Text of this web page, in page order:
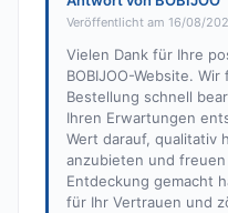
Veröffentlicht am 16/08/
Vielen Dank für Ihre
BOBIJOO-Website.
Bestellung schnell
Ihren Erwartungen
Wert darauf, qualitativ
anzubieten und
Entdeckung gemacht
für Ihr Vertrauen und